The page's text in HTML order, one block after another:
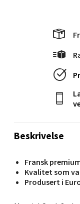
Beskrivelse
Fransk
Kvalitet som
Produsert i
Åpent i dag
0 i butikk
Gamle
Åpent i dag